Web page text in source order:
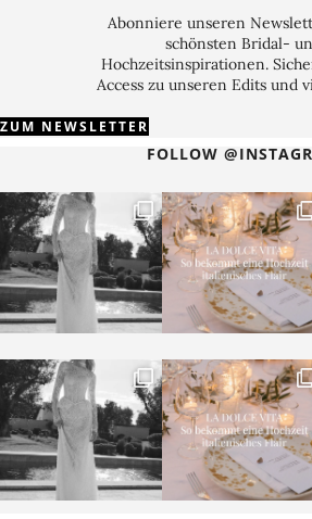
Abonniere unseren
schönsten Bridal-
Hochzeitsinspirationen.
Access zu unseren Edits und
ZUM NEWSLETTER
FOLLOW